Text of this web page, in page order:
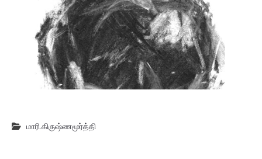
மாரி.கிருஷ்ணமூர்த்தி